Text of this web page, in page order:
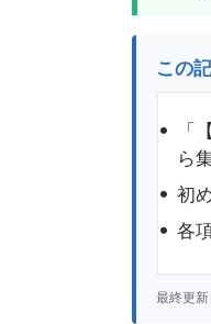
この
ら
初
各
最終更